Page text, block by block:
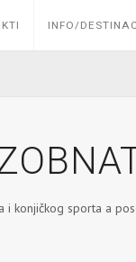
INFO/
i konjičkog sporta a